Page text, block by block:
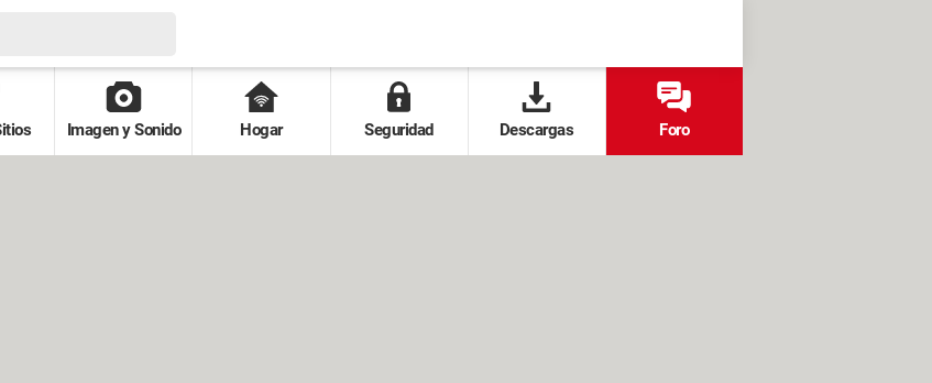
Imagen y Sonido Hogar Seguridad Descargas Foro